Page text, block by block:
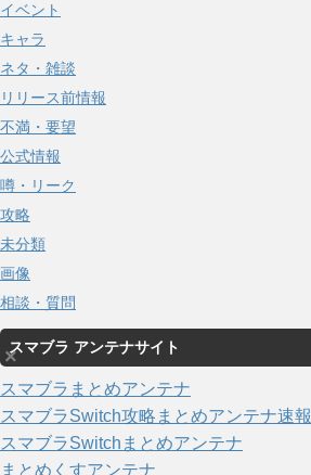
イベント
キャラ
ネタ・雑談
リリース前情報
不満・要望
公式情報
噂・リーク
攻略
未分類
画像
相談・質問
スマブラ アンテナサイト
スマブラまとめアンテナ
スマブラSwitch攻略まとめアンテナ速報
スマブラSwitchまとめアンテナ
まとめくすアンテナ
×